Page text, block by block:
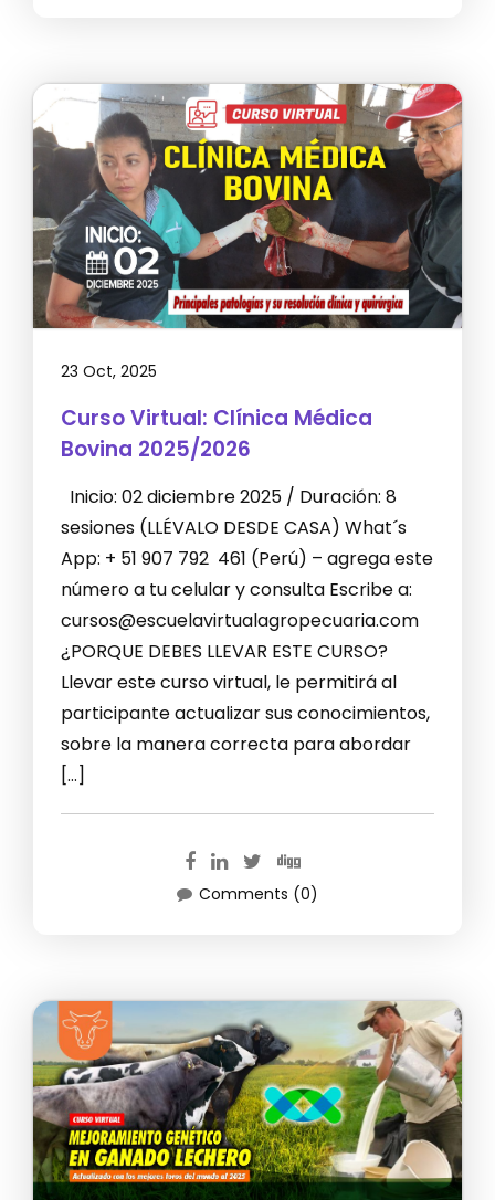
23 Oct, 2025
Curso Virtual: Clínica Médica
Bovina 2025/2026
Inicio: 02 diciembre 2025 / Duración: 8
sesiones (LLÉVALO DESDE CASA) What´s
App: + 51 907 792 461 (Perú) – agrega este
número a tu celular y consulta Escribe a:
cursos@escuelavirtualagropecuaria.com
¿PORQUE DEBES LLEVAR ESTE CURSO?
Llevar este curso virtual, le permitirá al
participante actualizar sus conocimientos,
sobre la manera correcta para abordar
[…]
Comments (0)